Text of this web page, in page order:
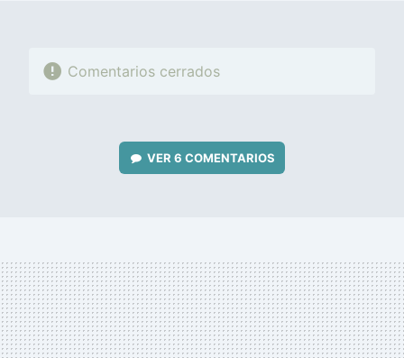
Comentarios cerrados
VER 6 COMENTARIOS